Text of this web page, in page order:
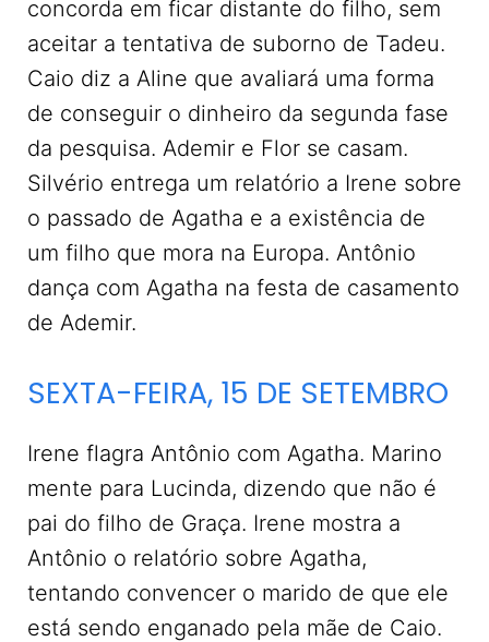
concorda em ficar distante do filho, sem
aceitar a tentativa de suborno de Tadeu.
Caio diz a Aline que avaliará uma forma
de conseguir o dinheiro da segunda fase
da pesquisa. Ademir e Flor se casam.
Silvério entrega um relatório a Irene sobre
o passado de Agatha e a existência de
um filho que mora na Europa. Antônio
dança com Agatha na festa de casamento
de Ademir.
SEXTA-FEIRA, 15 DE SETEMBRO
Irene flagra Antônio com Agatha. Marino
mente para Lucinda, dizendo que não é
pai do filho de Graça. Irene mostra a
Antônio o relatório sobre Agatha,
tentando convencer o marido de que ele
está sendo enganado pela mãe de Caio.